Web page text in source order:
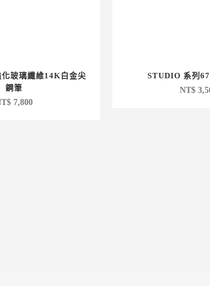
玻璃纖維14K白金尖
鋼筆
7,800
STUDIO 系列
NT$